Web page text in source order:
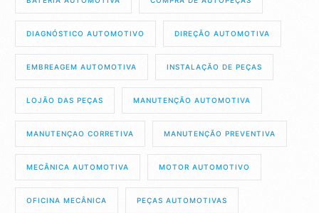
DIAGNÓSTICO AUTOMOTIVO DIREÇÃO AUTOMOTIVA
EMBREAGEM AUTOMOTIVA INSTALAÇÃO DE PEÇAS
LOJÃO DAS PEÇAS MANUTENÇÃO AUTOMOTIVA
MANUTENÇAO CORRETIVA MANUTENÇÃO PREVENTIVA
MECÂNICA AUTOMOTIVA MOTOR AUTOMOTIVO
OFICINA MECÂNICA PEÇAS AUTOMOTIVAS